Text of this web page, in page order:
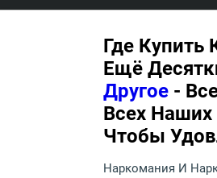
Где
Ещё
Другое -
Всех
Чтобы
Наркомания И